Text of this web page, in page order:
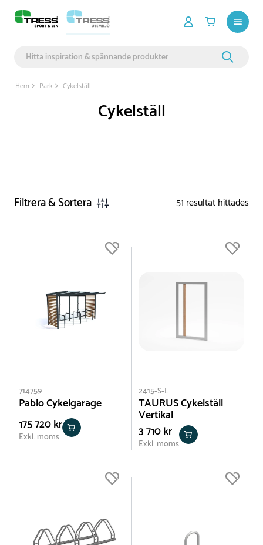
Hem Park Cykelställ
Cykelställ
Filtrera & Sortera 51 resultat hittades
714759
Pablo Cykelgarage
175 720 kr
Exkl. moms
2415-S-L
TAURUS Cykelställ
Vertikal
3 710 kr
Exkl. moms